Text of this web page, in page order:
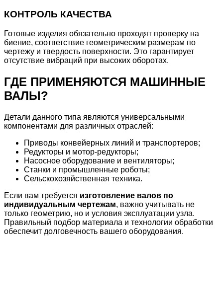
КОНТРОЛЬ КАЧЕСТВА
Готовые изделия обязательно проходят проверку на
биение, соответствие геометрическим размерам по
чертежу и твердость поверхности. Это гарантирует
отсутствие вибраций при высоких оборотах.
ГДЕ ПРИМЕНЯЮТСЯ МАШИННЫЕ
ВАЛЫ?
Детали данного типа являются универсальными
компонентами для различных отраслей:
Приводы конвейерных линий и транспортеров;
Редукторы и мотор-редукторы;
Насосное оборудование и вентиляторы;
Станки и промышленные роботы;
Сельскохозяйственная техника.
Если вам требуется изготовление валов по
индивидуальным чертежам, важно учитывать не
только геометрию, но и условия эксплуатации узла.
Правильный подбор материала и технологии обработки
обеспечит долговечность вашего оборудования.